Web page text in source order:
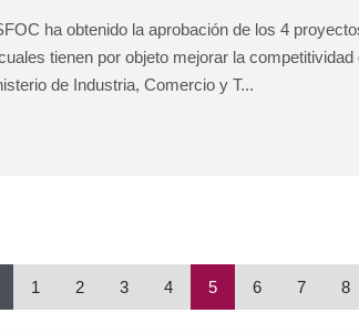
ha obtenido la aprobación de los 4
tienen por objeto mejorar la
de Industria, Comercio y T...
1 2 3 4 5 6 7 8